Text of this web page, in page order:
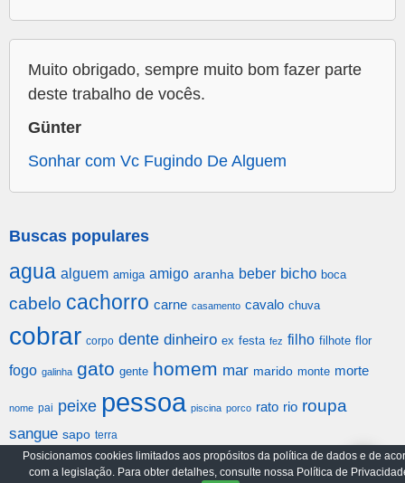
Muito obrigado, sempre muito bom fazer parte
deste trabalho de vocês.
Günter
Sonhar com Vc Fugindo De Alguem
Buscas populares
agua alguem amiga amigo aranha beber bicho boca
cabelo cachorro carne casamento cavalo chuva
cobrar corpo dente dinheiro ex festa fez filho filhote flor
fogo galinha gato gente homem mar marido monte morte
nome pai peixe pessoa piscina porco rato rio roupa
sangue sapo terra
Arquivo Política de Privacidade
Posicionamos cookies limitados aos propósitos da política de dados e de
com a legislação. Para obter detalhes, consulte nossa Política de